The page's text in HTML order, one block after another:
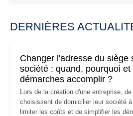
DERNIÈRES
Changer l'adresse du siège
société : quand, pourquoi et
démarches accomplir ?
Lors de la création d'une entreprise,
choisissent de domicilier leur société
limiter les coûts et de simplifier les